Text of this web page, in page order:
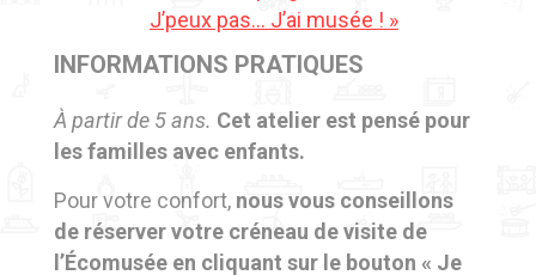
J’peux pas… J’ai musée ! »
INFORMATIONS PRATIQUES
À partir de 5 ans. Cet atelier est pensé pour
les familles avec enfants.
Pour votre confort, nous vous conseillons
de réserver votre créneau de visite de
l’Écomusée en cliquant sur le bouton « Je